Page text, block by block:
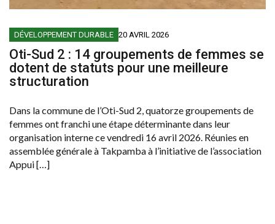
DÉVELOPPEMENT DURABLE 20 AVRIL 2026
Oti-Sud 2 : 14 groupements de femmes se
dotent de statuts pour une meilleure
structuration
Dans la commune de l’Oti-Sud 2, quatorze groupements de
femmes ont franchi une étape déterminante dans leur
organisation interne ce vendredi 16 avril 2026. Réunies en
assemblée générale à Takpamba à l’initiative de l’association
Appui […]